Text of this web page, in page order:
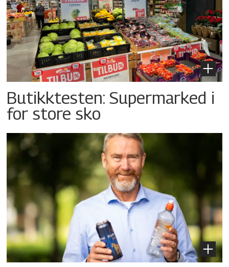
Butikktesten: Supermarked i
for store sko